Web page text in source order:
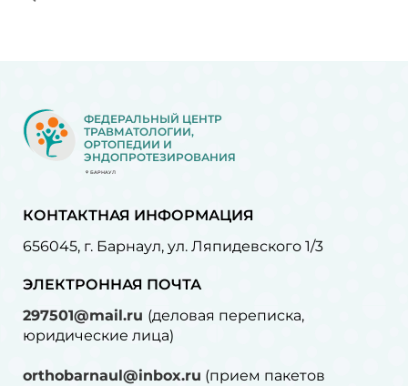
ФЕДЕРАЛЬНЫЙ ЦЕНТР
ТРАВМАТОЛОГИИ,
ОРТОПЕДИИ И
ЭНДОПРОТЕЗИРОВАНИЯ
БАРНАУЛ
КОНТАКТНАЯ ИНФОРМАЦИЯ
656045, г. Барнаул, ул. Ляпидевского 1/3
ЭЛЕКТРОННАЯ ПОЧТА
297501@mail.ru (деловая переписка,
юридические лица)
orthobarnaul@inbox.ru (прием пакетов